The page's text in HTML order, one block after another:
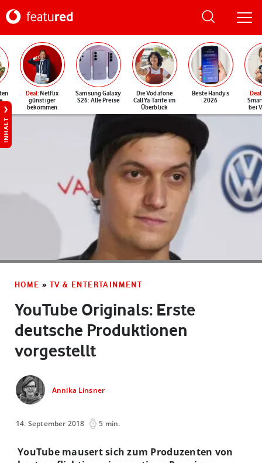
Deal: Netflix
günstiger
bekommen
Samsung Galaxy
S26: Alle Preise
Die Vodafone
CallYa-Tarife im
Überblick
Beste Handys
2026
Deal
bei
INHALT
HOME » TV & ENTERTAINMENT
YouTube Originals: Erste
deutsche Produktionen
vorgestellt
Annika Linsner
14. September 2018 5 min.
YouTube mausert sich zum Produzenten von